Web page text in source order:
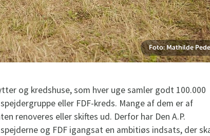
Foto: Mathilde
og kredshuse, som hver uge samler godt 100.000
eller FDF-kreds. Mange af dem er af
renoveres eller skiftes ud. Derfor har Den A.P.
og FDF igangsat en ambitiøs indsats, der